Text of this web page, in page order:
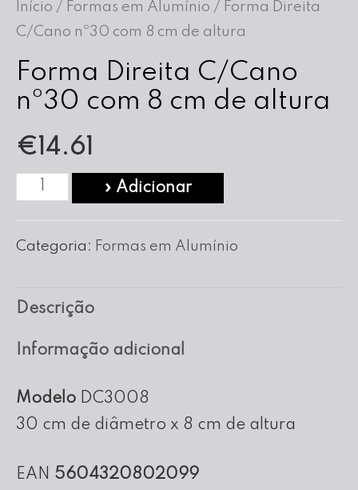
Início / Formas em Alumínio / Forma Direita
C/Cano nº30 com 8 cm de altura
Forma Direita C/Cano
nº30 com 8 cm de altura
€ 14.61
Quantidade
Forma
nº30
com
cm
de
» Adicionar
Categoria: Formas em Alumínio
Descrição
Informação adicional
Modelo DC3008
30 cm de diâmetro x 8 cm de altura
EAN 5604320802099